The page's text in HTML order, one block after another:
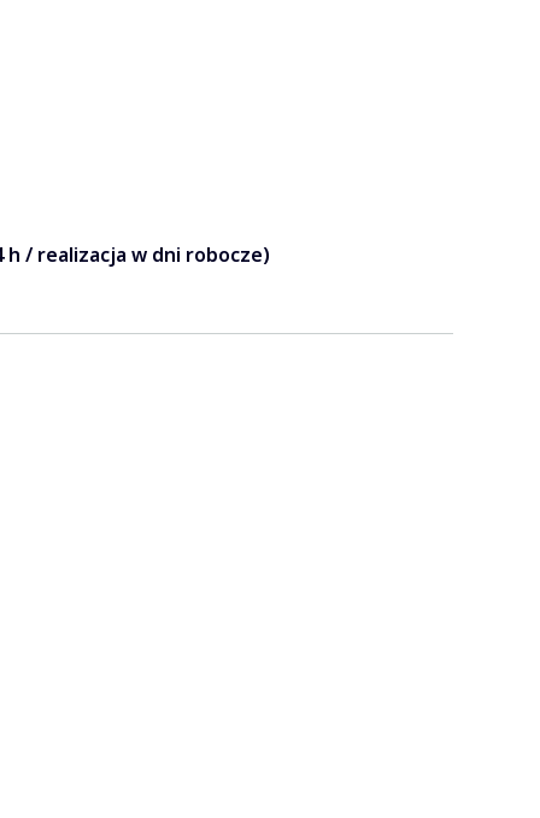
h / realizacja w dni robocze)